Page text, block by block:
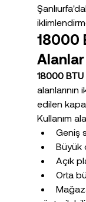
18000
18000 BTU
alanlarının
edilen
Kullanım
Geniş
Büyük
Açık
Orta